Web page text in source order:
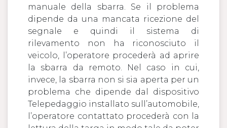
manuale della sbarra. Se il problema
dipende da una mancata ricezione del
segnale e quindi il sistema di
rilevamento non ha riconosciuto il
veicolo, l’operatore procederà ad aprire
la sbarra da remoto. Nel caso in cui,
invece, la sbarra non si sia aperta per un
problema che dipende dal dispositivo
Telepedaggio installato sull’automobile,
l’operatore contattato procederà con la